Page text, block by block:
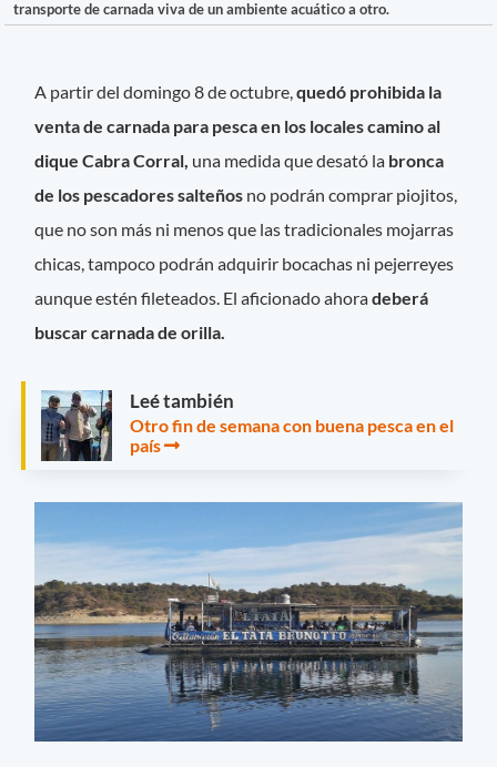
transporte de carnada viva de un ambiente acuático a otro.
A partir del domingo 8 de octubre,quedó prohibida la
venta de carnada para pesca en los locales camino al
dique Cabra Corral, una medida que desató la bronca
de los pescadores salteños no podrán comprar piojitos,
que no son más ni menos que las tradicionales mojarras
chicas, tampoco podrán adquirir bocachas ni pejerreyes
aunque estén fileteados. El aficionado ahoradeberá
buscar carnada de orilla.
Leé también
Otro fin de semana con buena pesca en el
país